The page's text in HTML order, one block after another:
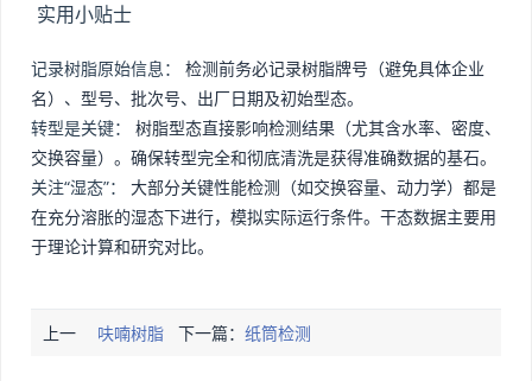
实用小贴士
记录树脂原始信息：
检测前务必记录树脂牌号（避免具体企业
名）、型号、批次号、出厂日期及初始型态。
转型是关键：
树脂型态直接影响检测结果（尤其含水率、密度、
交换容量）。确保转型完全和彻底清洗是获得准确数据的基石。
关注“湿态”：
大部分关键性能检测（如交换容量、动力学）都是
在充分溶胀的湿态下进行，模拟实际运行条件。干态数据主要用
于理论计算和研究对比。
上一 呋喃树脂 下一篇：纸筒检测